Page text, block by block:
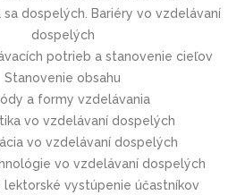
sa dospelých. Bariéry vo vzdelávaní
dospelých
potrieb a stanovenie cieľov
Stanovenie obsahu
a formy vzdelávania
vo vzdelávaní dospelých
vo vzdelávaní dospelých
vo vzdelávaní dospelých
lektorské vystúpenie účastníkov